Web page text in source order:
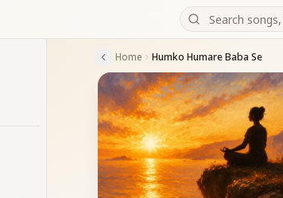
Home Humko Humare Baba Se